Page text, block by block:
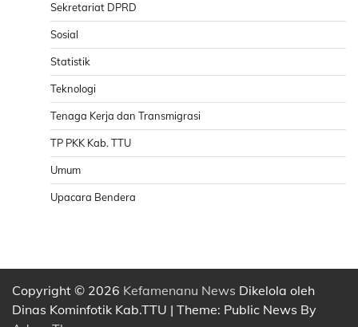
Sekretariat DPRD
Sosial
Statistik
Teknologi
Tenaga Kerja dan Transmigrasi
TP PKK Kab. TTU
Umum
Upacara Bendera
Copyright © 2026 Kefamenanu News Dikelola oleh
Dinas Kominfotik Kab.TTU | Theme: Public News By